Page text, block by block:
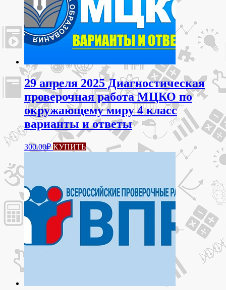
29 апреля 2025 Диагностическая
проверочная работа МЦКО по
окружающему миру 4 класс
варианты и ответы
300.00₽ КУПИТЬ